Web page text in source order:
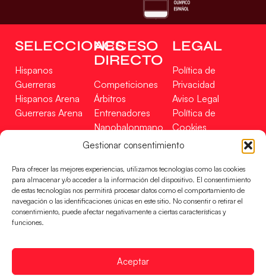
Gestionar consentimiento
Para ofrecer las mejores experiencias, utilizamos tecnologías como las cookies
para almacenar y/o acceder a la información del dispositivo. El consentimiento
de estas tecnologías nos permitirá procesar datos como el comportamiento de
navegación o las identificaciones únicas en este sitio. No consentir o retirar el
consentimiento, puede afectar negativamente a ciertas características y
funciones.
Aceptar
SELECCIONES
Hispanos
Guerreras
Hispanos Arena
Guerreras Arena
ACCESO
DIRECTO
Competiciones
Árbitros
Entrenadores
Nanobalonmano
Tienda
LEGAL
Política de
Privacidad
Aviso Legal
Política de
Cookies
Mapa Web
Incidencias
CONTACTO
EN
FINANCIADO